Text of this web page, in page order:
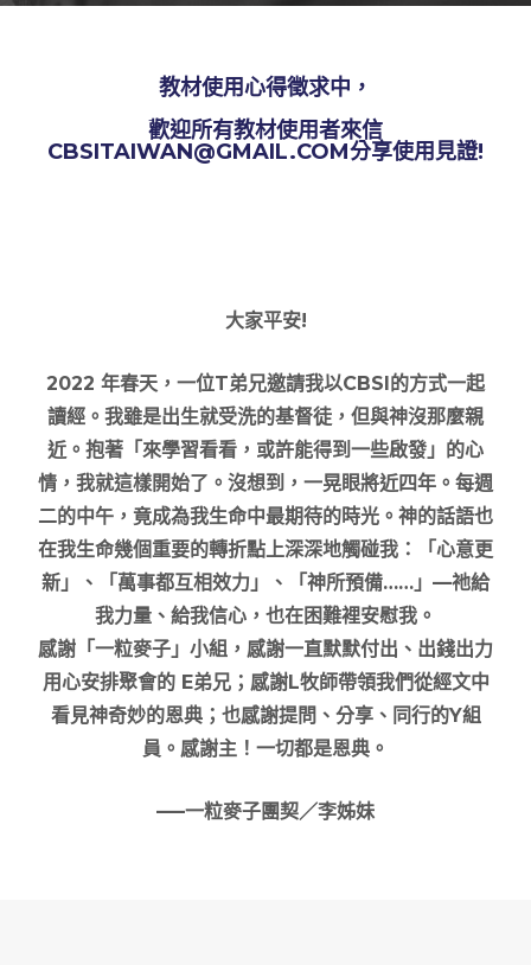
教材使用心得徵求中，
歡迎所有教材使用者來信
CBSITAIWAN@GMAIL.COM分享使用見證!
大家平安!
2022 年春天，一位T弟兄邀請我以CBSI的方式一起
讀經。我雖是出生就受洗的基督徒，但與神沒那麼親
近。抱著「來學習看看，或許能得到一些啟發」的心
情，我就這樣開始了。沒想到，一晃眼將近四年。每週
二的中午，竟成為我生命中最期待的時光。神的話語也
在我生命幾個重要的轉折點上深深地觸碰我：「心意更
新」、「萬事都互相效力」、「神所預備……」—祂給
我力量、給我信心，也在困難裡安慰我。
感謝「一粒麥子」小組，感謝一直默默付出、出錢出力
用心安排聚會的 E弟兄；感謝L牧師帶領我們從經文中
看見神奇妙的恩典；也感謝提問、分享、同行的Y組
員。感謝主！一切都是恩典。
—–一粒麥子團契／李姊妹